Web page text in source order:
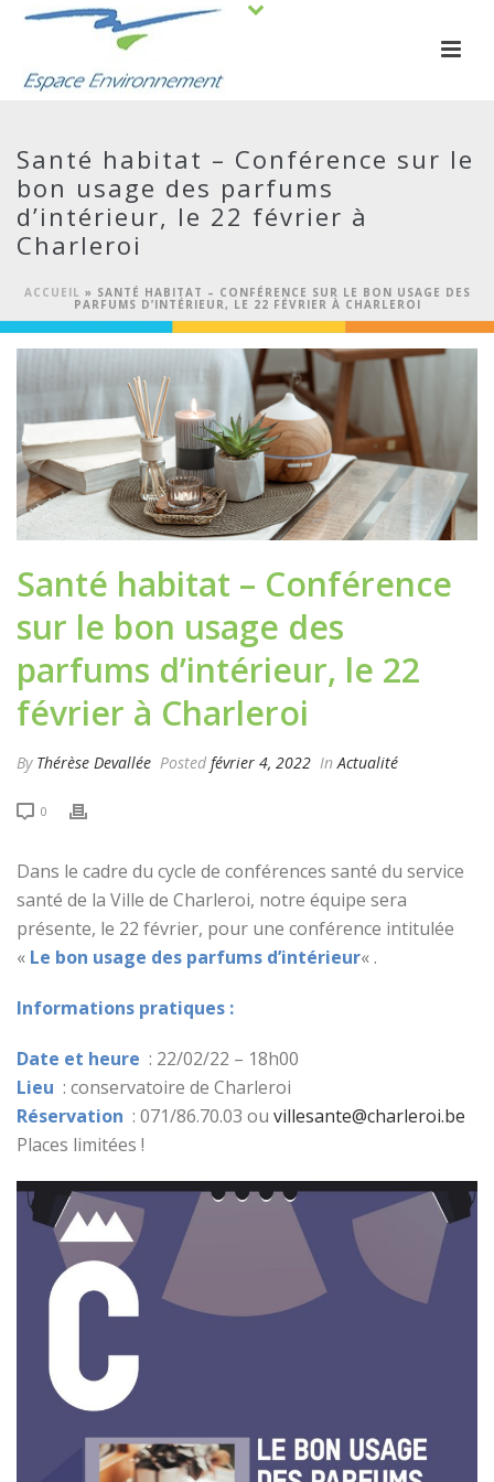
Santé habitat – Conférence sur le
bon usage des parfums
d’intérieur, le 22 février à
Charleroi
ACCUEIL » SANTÉ HABITAT – CONFÉRENCE SUR LE BON USAGE DES
PARFUMS D’INTÉRIEUR, LE 22 FÉVRIER À CHARLEROI
Santé habitat – Conférence
sur le bon usage des
parfums d’intérieur, le 22
février à Charleroi
By Thérèse Devallée Posted février 4, 2022 InActualité
0
Dans le cadre du cycle de conférences santé du service
santé de la Ville de Charleroi, notre équipe sera
présente, le 22 février, pour une conférence intitulée
« Le bon usage des parfums d’intérieur« .
Informations pratiques :
Date et heure : 22/02/22 – 18h00
Lieu : conservatoire de Charleroi
Réservation : 071/86.70.03 ou villesante@charleroi.be
Places limitées !